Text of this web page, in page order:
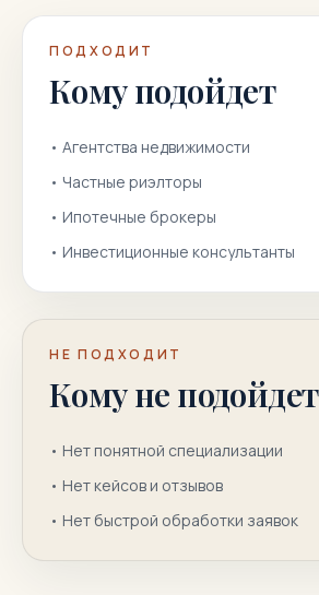
ПОДХОДИТ
Кому подойдет
• Агентства недвижимости
• Частные риэлторы
• Ипотечные брокеры
• Инвестиционные консультанты
НЕ ПОДХОДИТ
Кому не подойдет
• Нет понятной специализации
• Нет кейсов и отзывов
• Нет быстрой обработки заявок